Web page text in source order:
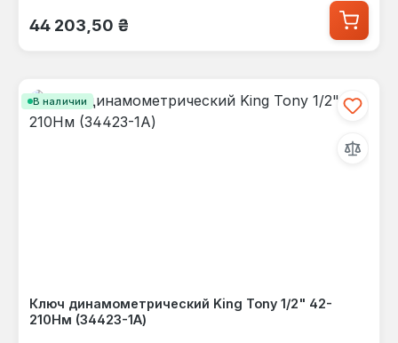
Обычная цена:
44 203,50 ₴
В наличии
Ключ динамометрический King Tony 1/2" 42-
210Нм (34423-1A)